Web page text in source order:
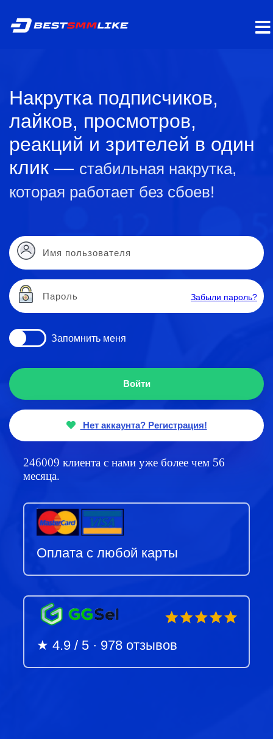
Накрутка подписчиков,
лайков, просмотров,
реакций и зрителей в один
клик — стабильная накрутка,
которая работает без сбоев!
Забыли пароль?
Запомнить меня
Войти
Нет аккаунта? Регистрация!
246009 клиента с нами уже более чем 56
месяца.
Оплата с любой карты
★ 4.9 / 5 · 978 отзывов